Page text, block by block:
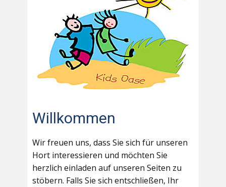
Willkommen
Wir freuen uns, dass Sie sich für unseren
Hort interessieren und möchten Sie
herzlich einladen auf unseren Seiten zu
stöbern. Falls Sie sich entschließen, Ihr